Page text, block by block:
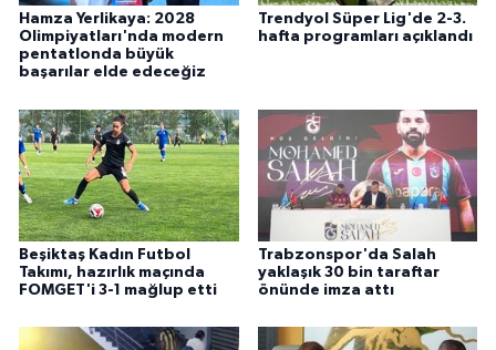
Hamza Yerlikaya: 2028
Olimpiyatları'nda modern
pentatlonda büyük
başarılar elde edeceğiz
Trendyol Süper Lig'de 2-3.
hafta programları açıklandı
Beşiktaş Kadın Futbol
Takımı, hazırlık maçında
FOMGET'i 3-1 mağlup etti
Trabzonspor'da Salah
yaklaşık 30 bin taraftar
önünde imza attı